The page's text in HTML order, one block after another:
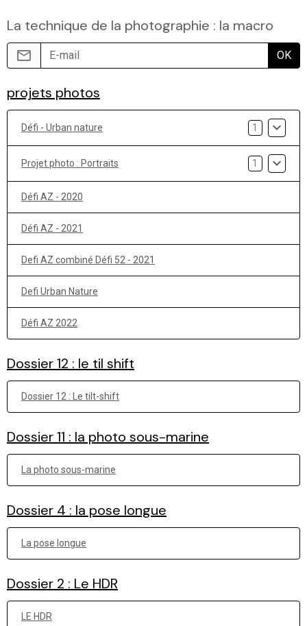
La technique de la photographie : la macro
OK
projets photos
Défi - Urban nature 1
Projet photo : Portraits 1
Défi AZ - 2020
Défi AZ - 2021
Defi AZ combiné Défi 52 - 2021
Defi Urban Nature
Défi AZ 2022
Dossier 12 : le til shift
Dossier 12 : Le tilt-shift
Dossier 11 : la photo sous-marine
La photo sous-marine
Dossier 4 : la pose longue
La pose longue
Dossier 2 : Le HDR
LE HDR